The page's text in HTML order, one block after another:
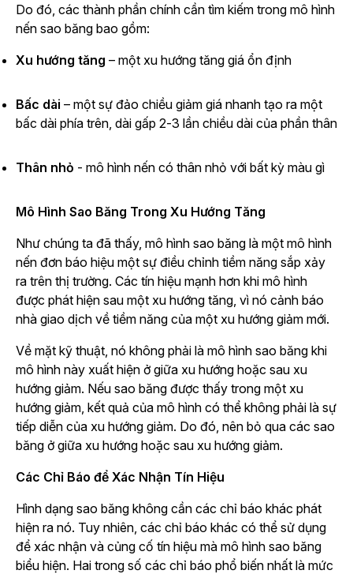
Do đó, các thành phần chính cần tìm kiếm trong mô hình
nến sao băng bao gồm:
Xu hướng tăng – một xu hướng tăng giá ổn định
Bấc dài – một sự đảo chiều giảm giá nhanh tạo ra một
bấc dài phía trên, dài gấp 2-3 lần chiều dài của phần thân
Thân nhỏ - mô hình nến có thân nhỏ với bất kỳ màu gì
Mô Hình Sao Băng Trong Xu Hướng Tăng
Như chúng ta đã thấy, mô hình sao băng là một mô hình
nến đơn báo hiệu một sự điều chỉnh tiềm năng sắp xảy
ra trên thị trường. Các tín hiệu mạnh hơn khi mô hình
được phát hiện sau một xu hướng tăng, vì nó cảnh báo
nhà giao dịch về tiềm năng của một xu hướng giảm mới.
Về mặt kỹ thuật, nó không phải là mô hình sao băng khi
mô hình này xuất hiện ở giữa xu hướng hoặc sau xu
hướng giảm. Nếu sao băng được thấy ​​trong một xu
hướng giảm, kết quả của mô hình có thể không phải là sự
tiếp diễn của xu hướng giảm. Do đó, nên bỏ qua các sao
băng ở giữa xu hướng hoặc sau xu hướng giảm.
Các Chỉ Báo để Xác Nhận Tín Hiệu
Hình dạng sao băng không cần các chỉ báo khác phát
hiện ra nó. Tuy nhiên, các chỉ báo khác có thể sử dụng
để xác nhận và củng cố tín hiệu mà mô hình sao băng
biểu hiện. Hai trong số các chỉ báo phổ biến nhất là mức